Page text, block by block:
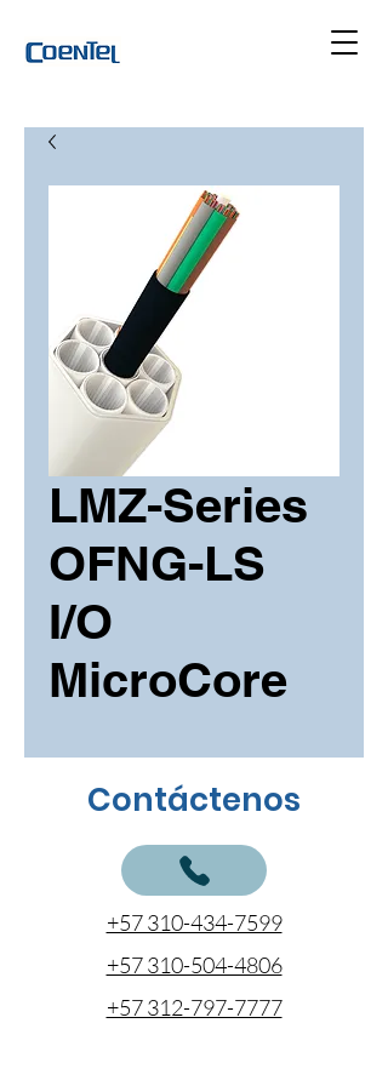
LMZ-Series
OFNG-LS
I/O
MicroCore
Contáctenos
+57 310-434-7599
+57 310-504-4806
+57 312-797-7777